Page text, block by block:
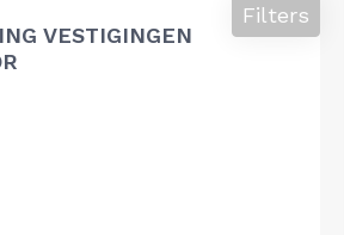
VESTIGINGEN
Filters